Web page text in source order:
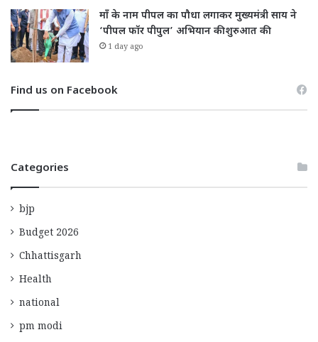
माँ के नाम पीपल का पौधा लगाकर मुख्यमंत्री साय ने
‘पीपल फॉर पीपुल’ अभियान की शुरुआत की
1 day ago
Find us on Facebook
Categories
bjp
Budget 2026
Chhattisgarh
Health
national
pm modi